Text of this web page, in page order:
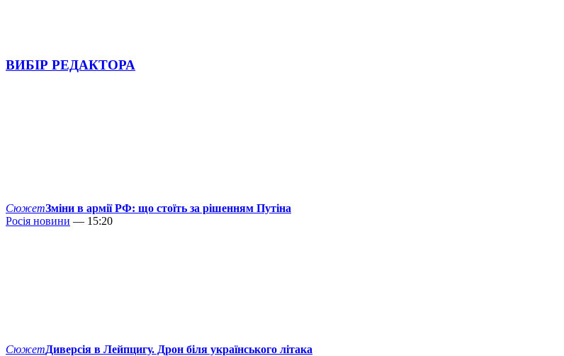
ВИБІР РЕДАКТОРА
СюжетЗміни в армії РФ: що стоїть за рішенням Путіна
Росія новини — 15:20
СюжетДиверсія в Лейпцигу. Дрон біля українського літака